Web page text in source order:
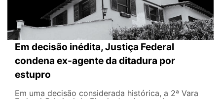
Em decisão inédita, Justiça Federal
condena ex-agente da ditadura por
estupro
Em uma decisão considerada histórica, a 2ª Vara